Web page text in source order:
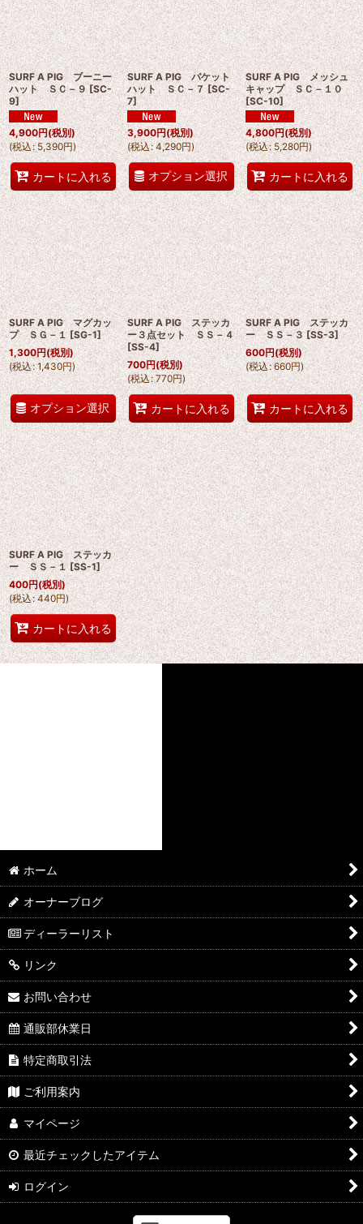
SURF A PIG ブーニー
ハット ＳＣ－９ [SC-
9]
4,900円(税別)
(税込: 5,390円)
カートに入れる
SURF A PIG バケット
ハット ＳＣ－７ [SC-
7]
3,900円(税別)
(税込: 4,290円)
オプション選択
SURF A PIG メッシュ
キャップ ＳＣ－１０
[SC-10]
4,800円(税別)
(税込: 5,280円)
カートに入れる
SURF A PIG マグカッ
プ ＳＧ－１ [SG-1]
1,300円(税別)
(税込: 1,430円)
オプション選択
SURF A PIG ステッカ
ー３点セット ＳＳ－４
[SS-4]
700円(税別)
(税込: 770円)
カートに入れる
SURF A PIG ステッカ
ー ＳＳ－３ [SS-3]
600円(税別)
(税込: 660円)
カートに入れる
SURF A PIG ステッカ
ー ＳＳ－１ [SS-1]
400円(税別)
(税込: 440円)
カートに入れる
ホーム
オーナーブログ
ディーラーリスト
リンク
お問い合わせ
通販部休業日
特定商取引法
ご利用案内
マイページ
最近チェックしたアイテム
ログイン